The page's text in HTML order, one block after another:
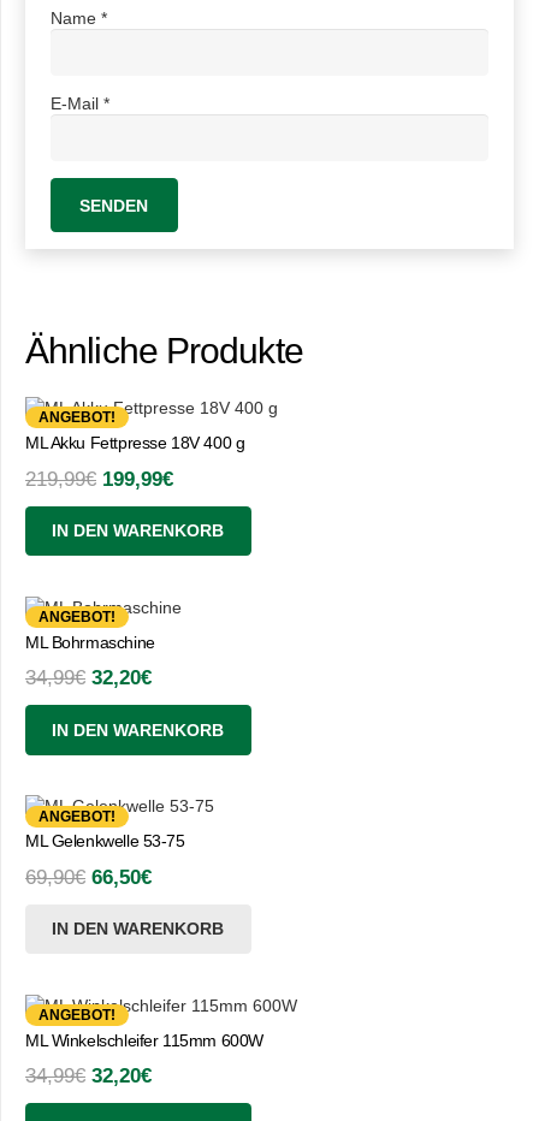
Name *
E-Mail *
Ähnliche Produkte
ANGEBOT!
ML Akku Fettpresse 18V 400 g
219,99€ Ursprünglicher
Preis
war:
219,99€
199,99€Aktueller
Preis
ist:
199,99€.
IN DEN WARENKORB
ANGEBOT!
ML Bohrmaschine
34,99€ Ursprünglicher
Preis
war:
34,99€
32,20€Aktueller
Preis
ist:
32,20€.
IN DEN WARENKORB
ANGEBOT!
ML Gelenkwelle 53-75
69,90€ Ursprünglicher
war:
66,50€Aktueller
ist:
IN DEN WARENKORB
ANGEBOT!
ML Winkelschleifer 115mm 600W
34,99€ Ursprünglicher
Preis
32,20€Aktueller
Preis